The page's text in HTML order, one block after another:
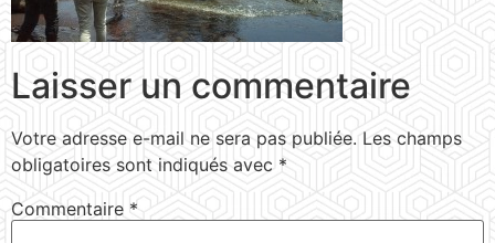
Laisser un commentaire
Votre adresse e-mail ne sera pas publiée. Les champs
obligatoires sont indiqués avec *
Commentaire *